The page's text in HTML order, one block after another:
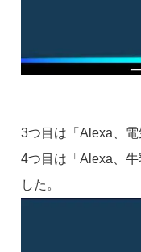
3つ目は「Alexa、電
4つ目は「Alexa、
した。